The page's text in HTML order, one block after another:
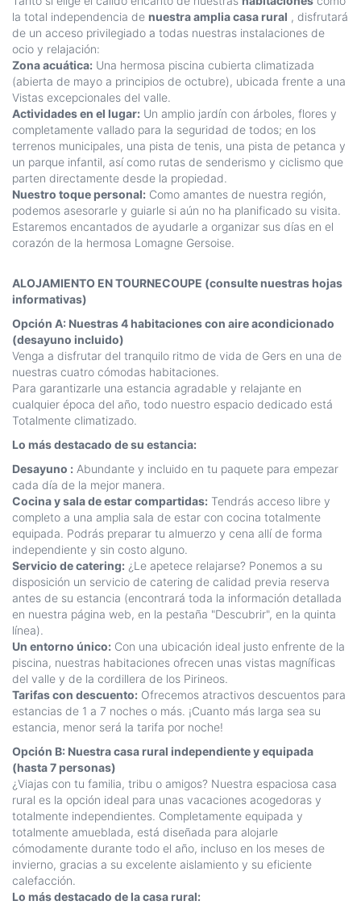
la total independencia de nuestra amplia casa rural , disfrutará
de un acceso privilegiado a todas nuestras instalaciones de
ocio y relajación:
Zona acuática: Una hermosa piscina cubierta climatizada
(abierta de mayo a principios de octubre), ubicada frente a una
Vistas excepcionales del valle.
Actividades en el lugar: Un amplio jardín con árboles, flores y
completamente vallado para la seguridad de todos; en los
terrenos municipales, una pista de tenis, una pista de petanca y
un parque infantil, así como rutas de senderismo y ciclismo que
parten directamente desde la propiedad.
Nuestro toque personal: Como amantes de nuestra región,
podemos asesorarle y guiarle si aún no ha planificado su visita.
Estaremos encantados de ayudarle a organizar sus días en el
corazón de la hermosa Lomagne Gersoise.
ALOJAMIENTO EN TOURNECOUPE (consulte nuestras hojas
informativas)
Opción A: Nuestras 4 habitaciones con aire acondicionado
(desayuno incluido)
Venga a disfrutar del tranquilo ritmo de vida de Gers en una de
nuestras cuatro cómodas habitaciones.
Para garantizarle una estancia agradable y relajante en
cualquier época del año, todo nuestro espacio dedicado está
Totalmente climatizado.
Lo más destacado de su estancia:
Desayuno : Abundante y incluido en tu paquete para empezar
cada día de la mejor manera.
Cocina y sala de estar compartidas: Tendrás acceso libre y
completo a una amplia sala de estar con cocina totalmente
equipada. Podrás preparar tu almuerzo y cena allí de forma
independiente y sin costo alguno.
Servicio de catering: ¿Le apetece relajarse? Ponemos a su
disposición un servicio de catering de calidad previa reserva
antes de su estancia (encontrará toda la información detallada
en nuestra página web, en la pestaña "Descubrir", en la quinta
línea).
Un entorno único: Con una ubicación ideal justo enfrente de la
piscina, nuestras habitaciones ofrecen unas vistas magníficas
del valle y de la cordillera de los Pirineos.
Tarifas con descuento: Ofrecemos atractivos descuentos para
estancias de 1 a 7 noches o más. ¡Cuanto más larga sea su
estancia, menor será la tarifa por noche!
Opción B: Nuestra casa rural independiente y equipada
(hasta 7 personas)
¿Viajas con tu familia, tribu o amigos? Nuestra espaciosa casa
rural es la opción ideal para unas vacaciones acogedoras y
totalmente independientes. Completamente equipada y
totalmente amueblada, está diseñada para alojarle
cómodamente durante todo el año, incluso en los meses de
invierno, gracias a su excelente aislamiento y su eficiente
calefacción.
Lo más destacado de la casa rural: